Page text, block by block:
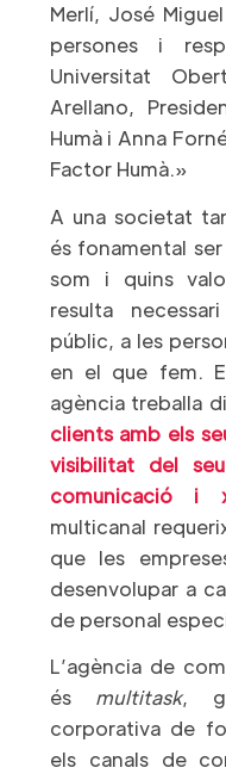
Merlí, José
persones i
Universitat
Arellano,
Humà i Anna
Factor Humà.»
A una societat
és fonamental
som i quins
resulta
públic, a les
en el que fem.
agència treballa
clients amb els
visibilitat del
comunicació i
multicanal
que les
desenvolupar a
de personal
L’agència de
és multitask,
corporativa de
els canals de